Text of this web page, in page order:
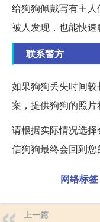
给狗狗佩戴写有主
被人发现，也能快速
联系警方
如果狗狗丢失时间
案，提供狗狗的照片
请根据实际情况选
信狗狗最终会回到您
网络标签
上一篇